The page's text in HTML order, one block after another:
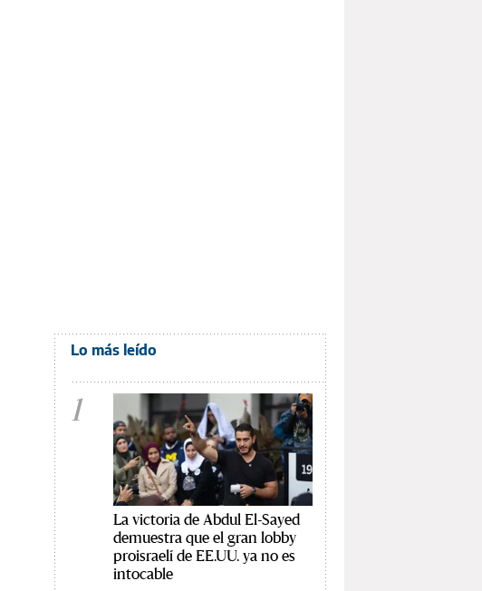
Lo más leído
1
La victoria de Abdul El-Sayed
demuestra que el gran lobby
proisraelí de EE.UU. ya no es
intocable